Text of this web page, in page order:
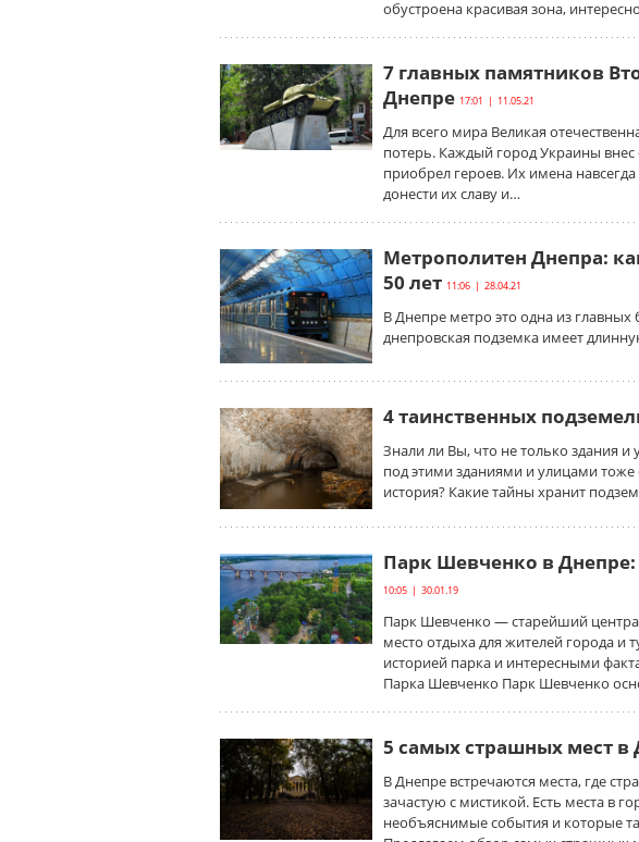
обустроена красивая зона,
7 главных памятников
Днепре 17:01 | 11.05.21
Для всего мира Великая
потерь. Каждый город Украины
приобрел героев. Их имена
донести их славу и…
Метрополитен Днепра:
50 лет 11:06 | 28.04.21
В Днепре метро это одна из
днепровская подземка имеет
4 таинственных
Знали ли Вы, что не только здания и
под этими зданиями и улицами
история? Какие тайны хранит
Парк Шевченко в
10:05 | 30.01.19
Парк Шевченко — старейший
место отдыха для жителей города и
историей парка и интересными
Парка Шевченко Парк Шевченко
5 самых страшных мест в
В Днепре встречаются места, где
зачастую с мистикой. Есть места в
необъяснимые события и которые